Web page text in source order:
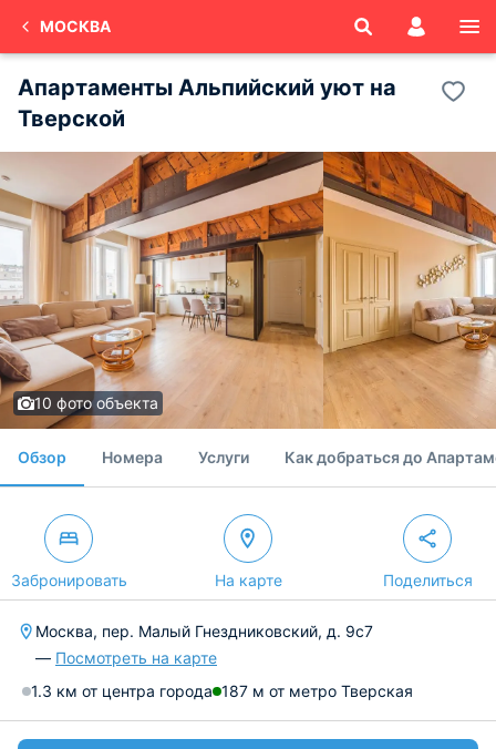
МОСКВА
Апартаменты Альпийский уют на
Тверской
10 фото объекта
Обзор Номера Услуги Как добраться до
Забронировать На карте Поделиться
Москва, пер. Малый Гнездниковский, д. 9с7
— Посмотреть на карте
1.3 км от центра города 187 м от метро Тверская